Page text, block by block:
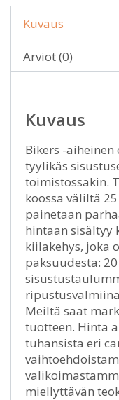
Kuvaus
Arviot (0)
Kuvaus
Bikers -
tyylikäs
toimistossakin.
koossa väliltä
painetaan
hintaan sisältyy
kiilakehys, joka
paksuudesta:
Meiltä saat
tuotteen. Hinta
tuhansista eri
miellyttävän